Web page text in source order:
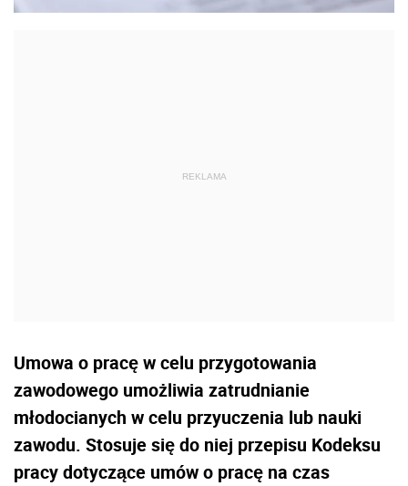
Umowa o pracę w celu przygotowania
zawodowego umożliwia zatrudnianie
młodocianych w celu przyuczenia lub nauki
zawodu. Stosuje się do niej przepisu Kodeksu
pracy dotyczące umów o pracę na czas